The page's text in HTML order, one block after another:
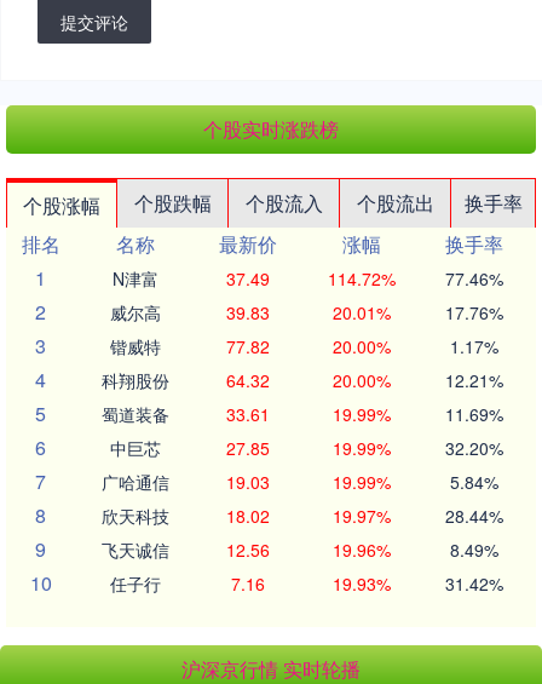
提交评论
个股实时涨跌榜
个股涨幅 个股跌幅 个股流入 个股流出
换手率
排名
名称 最新价 涨幅
换手率
1
N津富 37.49 114.72% 77.46%
2 威尔高 39.83 20.01% 17.76%
3 锴威特 77.82 20.00% 1.17%
4 科翔股份 64.32 20.00% 12.21%
5 蜀道装备 33.61 19.99% 11.69%
6 中巨芯 27.85 19.99% 32.20%
7 广哈通信 19.03 19.99% 5.84%
8 欣天科技 18.02 19.97% 28.44%
9 飞天诚信 12.56 19.96% 8.49%
10 任子行 7.16 19.93% 31.42%
沪深京行情 实时轮播